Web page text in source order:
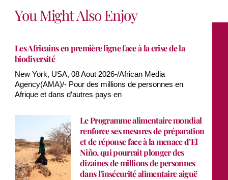
You Might Also Enjoy
Les Africains en première ligne face à la crise de la
biodiversité
New York, USA, 08 Aout 2026-/African Media
Agency(AMA)/- Pour des millions de personnes en
Afrique et dans d’autres pays en
Le Programme alimentaire mondial
renforce ses mesures de préparation
et de réponse face à la menace d’El
Niño, qui pourrait plonger des
dizaines de millions de personnes
dans l’insécurité alimentaire aiguë